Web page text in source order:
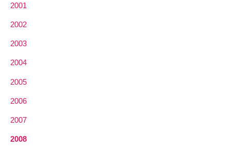
2001
2002
2003
2004
2005
2006
2007
2008